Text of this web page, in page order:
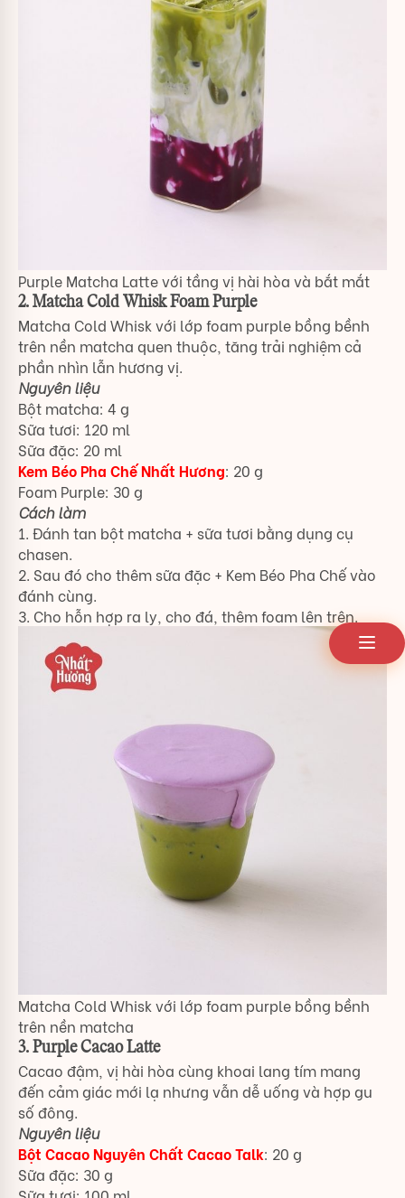
Purple Matcha Latte với tầng vị hài hòa và bắt mắt
2. Matcha Cold Whisk Foam Purple
Matcha Cold Whisk với lớp foam purple bồng bềnh
trên nền matcha quen thuộc, tăng trải nghiệm cả
phần nhìn lẫn hương vị.
Nguyên liệu
Bột matcha: 4 g
Sữa tươi: 120 ml
Sữa đặc: 20 ml
Kem Béo Pha Chế Nhất Hương: 20 g
Foam Purple: 30 g
Cách làm
1. Đánh tan bột matcha + sữa tươi bằng dụng cụ
chasen.
2. Sau đó cho thêm sữa đặc + Kem Béo Pha Chế vào
đánh cùng.
3. Cho hỗn hợp ra ly, cho đá, thêm foam lên trên.
Matcha Cold Whisk với lớp foam purple bồng bềnh
trên nền matcha
3. Purple Cacao Latte
Cacao đậm, vị hài hòa cùng khoai lang tím mang
đến cảm giác mới lạ nhưng vẫn dễ uống và hợp gu
số đông.
Nguyên liệu
Bột Cacao Nguyên Chất Cacao Talk: 20 g
Sữa đặc: 30 g